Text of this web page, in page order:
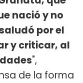
nació y no
por el
y criticar, al
",
de la forma